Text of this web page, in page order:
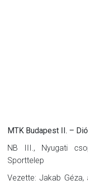
MTK Budapest II. –
NB III., Nyugati
Sporttelep
Vezette: Jakab Géza,